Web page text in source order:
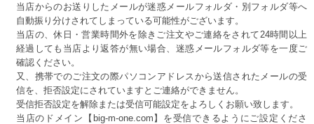
当店からのお送りしたメールが迷惑メールフォルダ・別フォルダ等へ
自動振り分けされてしまっている可能性がございます。
当店の、休日・営業時間外を除きご注文やご連絡をされて24時間以上
経過しても当店より返答が無い場合、迷惑メールフォルダ等を一度ご
確認ください。
又、携帯でのご注文の際パソコンアドレスから送信されたメールの受
信を、拒否設定にされていますとご連絡ができません。
受信拒否設定を解除または受信可能設定をよろしくお願い致します。
当店のドメイン【big-m-one.com】を受信できるようにご設定くださ